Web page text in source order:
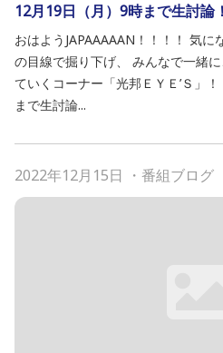
12月19日（月）9時まで生討論
おはようJAPAAAAAN！！！！ 気
の目線で掘り下げ、 みんなで一緒
ていくコーナー「光邦ＥＹＥ’Ｓ」
まで生討論...
2022年12月15日 ・ 番組ブログ